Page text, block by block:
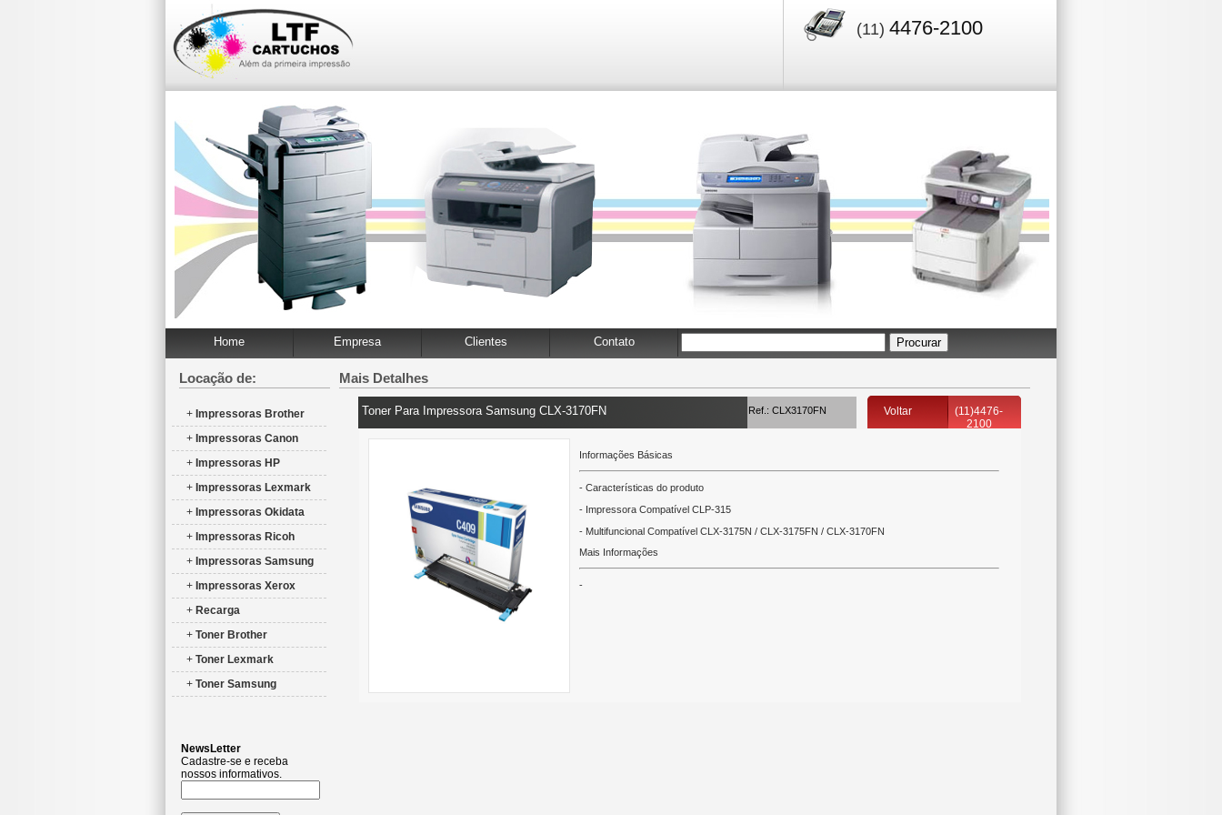
(11) 4476-2100
Home Empresa Clientes Contato
Locação de:
+ Impressoras Brother
+ Impressoras Canon
+ Impressoras HP
+ Impressoras Lexmark
+ Impressoras Okidata
+ Impressoras Ricoh
+ Impressoras Samsung
+ Impressoras Xerox
+ Recarga
+Toner Brother
+Toner Lexmark
+Toner Samsung
NewsLetter
Cadastre-se e receba
nossos informativos.
Mais Detalhes
Toner Para Impressora Samsung CLX-3170FN Ref.: CLX3170FN Voltar
(11)4476-
2100
Informações Básicas
- Características do produto
- Impressora Compatível CLP-315
- Multifuncional Compatível CLX-3175N / CLX-3175FN / CLX-3170FN
Mais Informações
-